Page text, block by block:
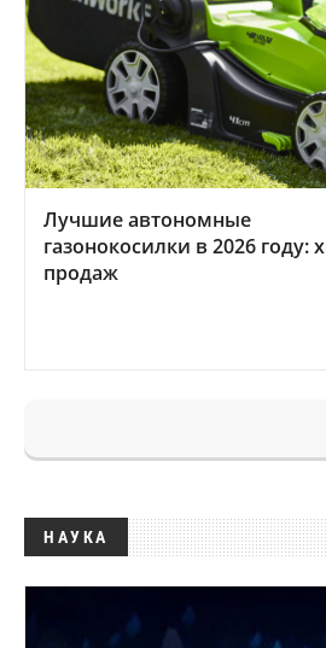
Лучшие автономные
газонокосилки в 2026 году:
продаж
НАУКА